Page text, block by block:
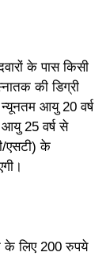
के पास किसी
की डिग्री
आयु 20 वर्ष
आयु 25 वर्ष से
एसटी) के
के लिए 200 रुपये